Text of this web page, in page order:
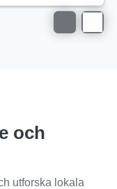
och
utforska lokala